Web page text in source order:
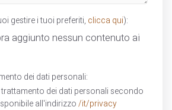
gestire i tuoi preferiti, clicca qui):
aggiunto nessun contenuto ai
dei dati personali:
dei dati personali secondo
all'indirizzo /it/privacy